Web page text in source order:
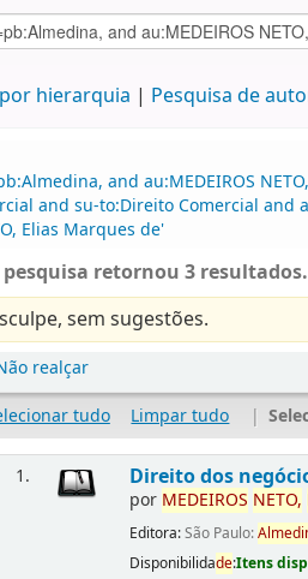
hierarquia Pesquisa de
and au:MEDEIROS
and su-to:Direito Comercial and
Elias Marques de'
pesquisa retornou 3 resultados.
sem sugestões.
realçar
tudo
Limpar tudo |
1. Direito dos
por MEDEIROS NETO,
Editora:São Paulo:
Disponibilidade:Itens